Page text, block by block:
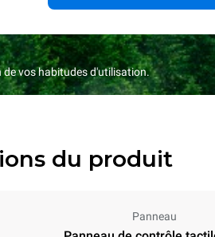
de vos habitudes d'utilisation.
du produit
Panneau